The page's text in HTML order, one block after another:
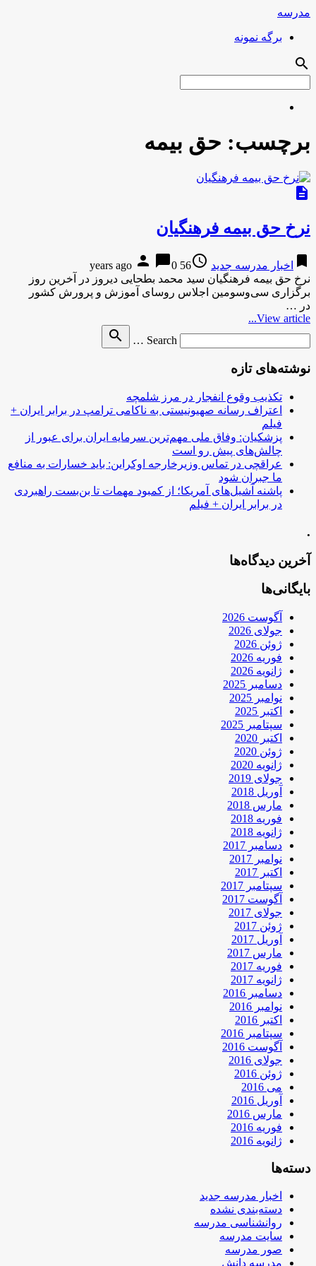
مدرسه
برگه نمونه
search
برچسب: حق بیمه
description
نرخ حق بیمه فرهنگیان
bookmark اخبار مدرسه جدید access_time
56 years ago
person chat_bubble0
نرخ حق بیمه فرهنگیان سید محمد بطحایی دیروز در آخرین روز
برگزاری سی‌وسومین اجلاس روسای آموزش و پرورش کشور
در …
View article...
Search …
search
نوشته‌های تازه
تکذیب وقوع انفجار در مرز شلمچه
اعتراف رسانه صهیونیستی به ناکامی ترامپ در برابر ایران +
فیلم
پزشکیان: وفاق ملی مهم‌ترین سرمایه ایران برای عبور از
چالش‌های پیش رو است
عراقچی در تماس وزیرخارجه اوکراین: باید خسارات به منافع
ما جبران شود
پاشنه آشیل‌های آمریکا؛ از کمبود مهمات تا بن‌بست راهبردی
در برابر ایران + فیلم
.
آخرین دیدگاه‌ها
بایگانی‌ها
آگوست 2026
جولای 2026
ژوئن 2026
فوریه 2026
ژانویه 2026
دسامبر 2025
نوامبر 2025
اکتبر 2025
سپتامبر 2025
اکتبر 2020
ژوئن 2020
ژانویه 2020
جولای 2019
آوریل 2018
مارس 2018
فوریه 2018
ژانویه 2018
دسامبر 2017
نوامبر 2017
اکتبر 2017
سپتامبر 2017
آگوست 2017
جولای 2017
ژوئن 2017
آوریل 2017
مارس 2017
فوریه 2017
ژانویه 2017
دسامبر 2016
نوامبر 2016
اکتبر 2016
سپتامبر 2016
آگوست 2016
جولای 2016
ژوئن 2016
می 2016
آوریل 2016
مارس 2016
فوریه 2016
ژانویه 2016
دسته‌ها
اخبار مدرسه جدید
دسته‌بندی نشده
روانشناسی مدرسه
سایت مدرسه
صور مدرسه
مدرسه دانش